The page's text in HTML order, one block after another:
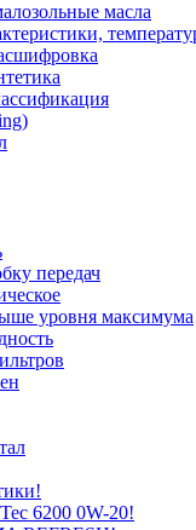
масла
передач
уровня максимума
6200 0W-20!